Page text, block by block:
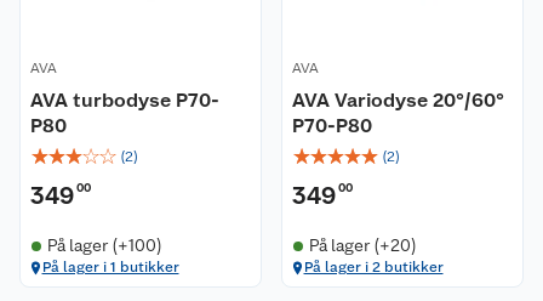
AVA
AVA turbodyse P70-
P80
☆☆☆☆☆ (2)
34900
På lager (+100)
På lager i 1 butikker
AVA
AVA Variodyse 20°/60°
P70-P80
☆☆☆☆☆ (2)
34900
På lager (+20)
På lager i 2 butikker